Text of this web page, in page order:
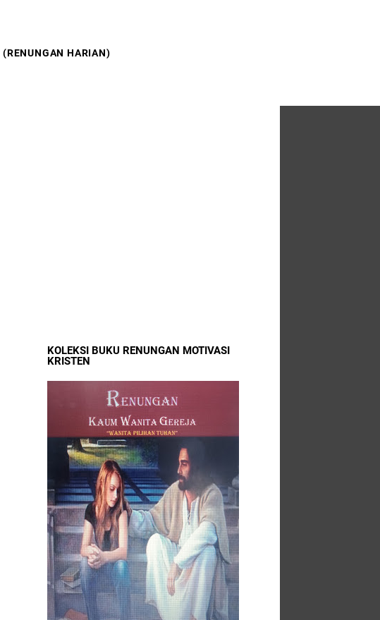
(RENUNGAN HARIAN)
KOLEKSI BUKU RENUNGAN MOTIVASI
KRISTEN